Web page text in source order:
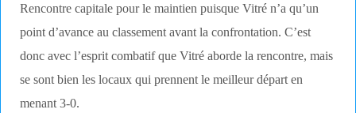
Rencontre capitale pour le maintien puisque Vitré n’a qu’un
point d’avance au classement avant la confrontation. C’est
donc avec l’esprit combatif que Vitré aborde la rencontre, mais
se sont bien les locaux qui prennent le meilleur départ en
menant 3-0.